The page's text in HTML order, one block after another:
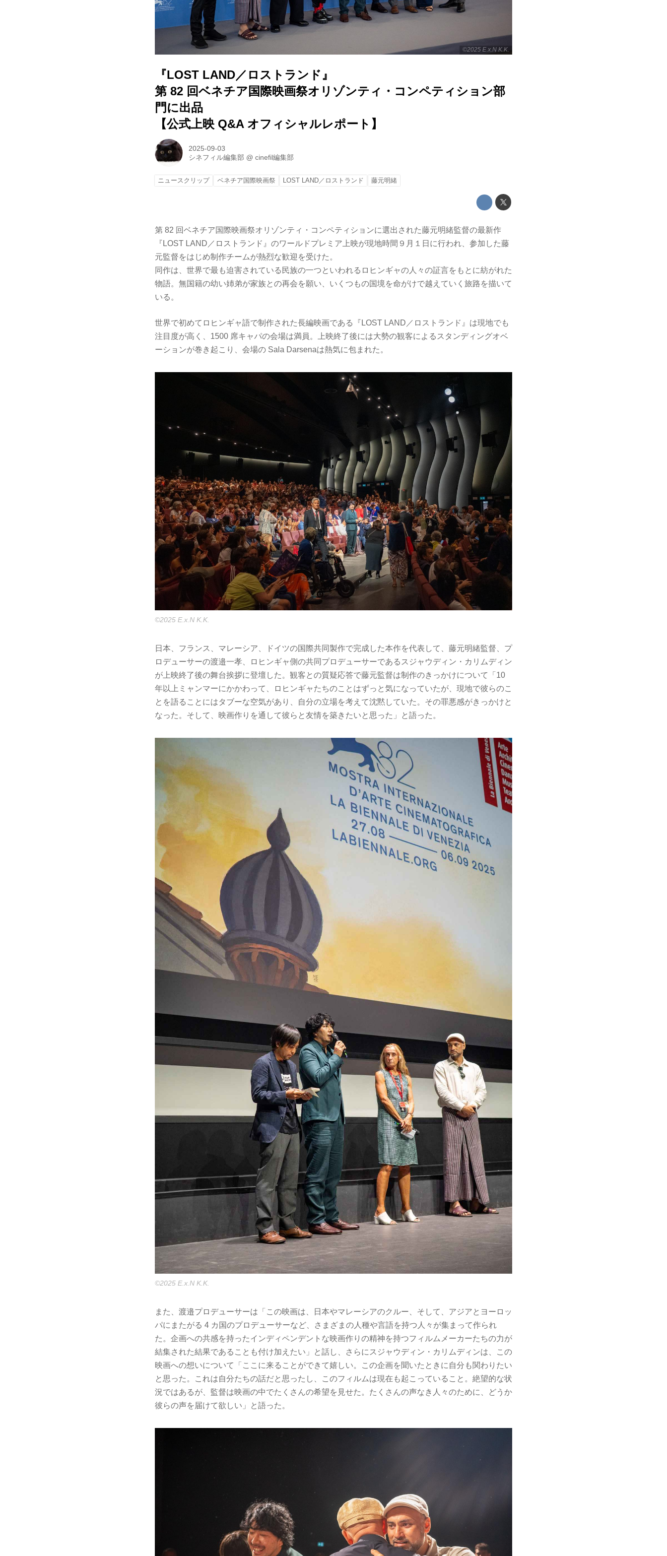
©2025 E.x.N K.K.
『LOST LAND／ロストランド』
第 82 回ベネチア国際映画祭オリゾンティ・コンペティション部
⾨に出品
【公式上映 Q&A オフィシャルレポート】
2025-09-03
シネフィル編集部 @cinefil編集部
ニュースクリップ ベネチア国際映画祭 LOST LAND／ロストランド 藤元明緒
第 82 回ベネチア国際映画祭オリゾンティ・コンペティションに選出された藤元明緒監督の最新作
『LOST LAND／ロストランド』のワールドプレミア上映が現地時間９⽉１⽇に⾏われ、参加した藤
元監督をはじめ制作チームが熱烈な歓迎を受けた。
同作は、世界で最も迫害されている⺠族の⼀つといわれるロヒンギャの⼈々の証⾔をもとに紡がれた
物語。無国籍の幼い姉弟が家族との再会を願い、いくつもの国境を命がけで越えていく旅路を描いて
いる。
世界で初めてロヒンギャ語で制作された⻑編映画である『LOST LAND／ロストランド』は現地でも
注⽬度が⾼く、1500 席キャパの会場は満員。上映終了後には⼤勢の観客によるスタンディングオベ
ーションが巻き起こり、会場の Sala Darsenaは熱気に包まれた。
©2025 E.x.N K.K.
⽇本、フランス、マレーシア、ドイツの国際共同製作で完成した本作を代表して、藤元明緒監督、プ
ロデューサーの渡邉⼀孝、ロヒンギャ側の共同プロデューサーであるスジャウディン・カリムディン
が上映終了後の舞台挨拶に登壇した。観客との質疑応答で藤元監督は制作のきっかけについて「10
年以上ミャンマーにかかわって、ロヒンギャたちのことはずっと気になっていたが、現地で彼らのこ
とを語ることにはタブーな空気があり、⾃分の⽴場を考えて沈黙していた。その罪悪感がきっかけと
なった。そして、映画作りを通して彼らと友情を築きたいと思った」と語った。
©2025 E.x.N K.K.
また、渡邉プロデューサーは「この映画は、⽇本やマレーシアのクルー、そして、アジアとヨーロッ
パにまたがる 4 カ国のプロデューサーなど、さまざまの⼈種や⾔語を持つ⼈々が集まって作られ
た。企画への共感を持ったインディペンデントな映画作りの精神を持つフィルムメーカーたちの⼒が
結集された結果であることも付け加えたい」と話し、さらにスジャウディン・カリムディンは、この
映画への想いについて「ここに来ることができて嬉しい。この企画を聞いたときに⾃分も関わりたい
と思った。これは⾃分たちの話だと思ったし、このフィルムは現在も起こっていること。絶望的な状
況ではあるが、監督は映画の中でたくさんの希望を⾒せた。たくさんの声なき⼈々のために、どうか
彼らの声を届けて欲しい」と語った。